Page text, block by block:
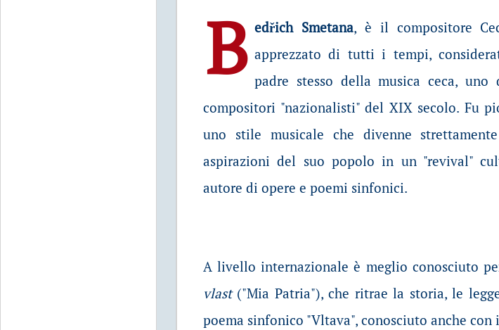
B edřich Smetana, è il compositore
apprezzato di tutti i tempi,
padre stesso della musica ceca,
compositori "nazionalisti" del XIX secolo. Fu
uno stile musicale che divenne
aspirazioni del suo popolo in un "revival"
autore di opere e poemi sinfonici.
A livello internazionale è meglio conosciuto
vlast("Mia Patria"), che ritrae la storia, le
poema sinfonico "Vltava", conosciuto anche